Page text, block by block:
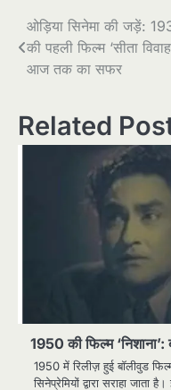
Post
navigation
ओड़िया सिनेमा की जड़ें:
की पहली फिल्म ‘सीता
आज तक का सफर
Related
1950 की फिल्म ‘निशाना’:
1950 में रिलीज़ हुई बॉलीवुड
सिनेप्रेमियों द्वारा सराहा जाता